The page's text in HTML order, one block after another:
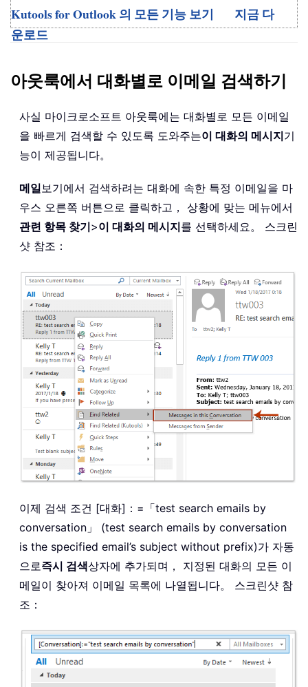
Kutools for Outlook 의 모든 기능 보기
지금 다
운로드
아웃룩에서 대화별로 이메일 검색하기
사실 마이크로소프트 아웃룩에는 대화별로 모든 이메일
을 빠르게 검색할 수 있도록 도와주는이 대화의 메시지기
능이 제공됩니다。
메일보기에서 검색하려는 대화에 속한 특정 이메일을 마
우스 오른쪽 버튼으로 클릭하고， 상황에 맞는 메뉴에서
관련 항목 찾기>이 대화의 메시지를 선택하세요。 스크린
샷 참조：
이제 검색 조건 [대화]：=「test search emails by
conversation」 (test search emails by conversation
is the specified email’s subject without prefix)가 자동
으로즉시 검색상자에 추가되며， 지정된 대화의 모든 이
메일이 찾아져 이메일 목록에 나열됩니다。 스크린샷 참
조：